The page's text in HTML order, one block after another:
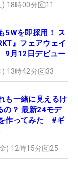
) 18時00分 11
5Wを即採用！ ス
』フェアウェイ
9月12日デビュー
) 13時42分 33
も一緒に見えるけ
の？ 最新24モデ
作ってみた #ギ
) 12時15分 25